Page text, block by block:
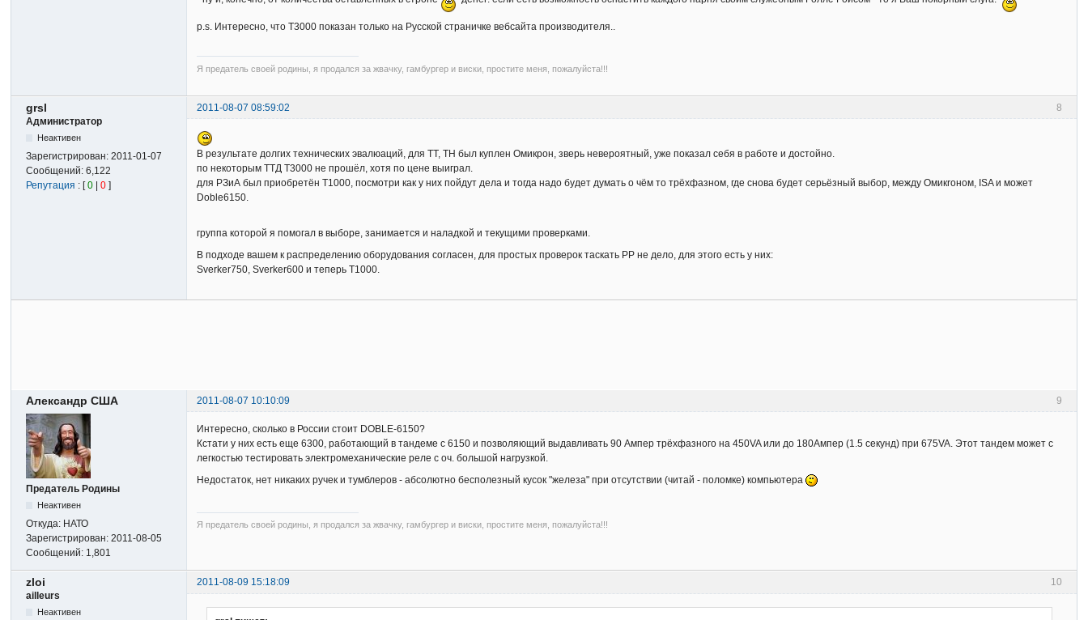
p.s. Интересно, что T3000 показан только на Русской страничке вебсайта производителя..
Я предатель своей родины, я продался за жвачку, гамбургер и виски, простите меня, пожалуйста!!!
8
grsl
2011-08-07 08:59:02
Администратор
Неактивен
Зарегистрирован:2011-01-07
Сообщений:6,122
Репутация : [0 |0 ]
В результате долгих технических эвалюаций, для ТТ, ТН был куплен Омикрон, зверь невероятный, уже показал себя в работе и достойно.
по некоторым ТТД Т3000 не прошёл, хотя по цене выиграл.
для РЗиА был приобретён Т1000, посмотри как у них пойдут дела и тогда надо будет думать о чём то трёхфазном, где снова будет серьёзный выбор, между Омикrоном, ISA и может
Doble6150.
группа которой я помогал в выборе, занимается и наладкой и текущими проверками.
В подходе вашем к распределению оборудования согласен, для простых проверок таскать РР не дело, для этого есть у них:
Sverker750, Sverker600 и теперь Т1000.
9
Александр США 2011-08-07 10:10:09
Предатель Родины
Неактивен
Откуда: НАТО
Зарегистрирован:2011-08-05
Сообщений: 1,801
Интересно, сколько в России стоит DOBLE-6150?
Кстати у них есть еще 6300, работающий в тандеме с 6150 и позволяющий выдавливать 90 Ампер трёхфазного на 450VA или до 180Ампер (1.5 секунд) при 675VA. Этот тандем может с
легкостью тестировать электромеханические реле с оч. большой нагрузкой.
Недостаток, нет никаких ручек и тумблеров - абсолютно бесполезный кусок "железа" при отсутствии (читай - поломке) компьютера
Я предатель своей родины, я продался за жвачку, гамбургер и виски, простите меня, пожалуйста!!!
10
zloi
2011-08-09 15:18:09
ailleurs
Неактивен